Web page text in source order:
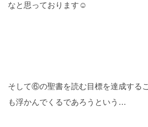
なと思っております☺️
そして⑥の聖書を読む目標を達成する
も浮かんでくるであろうという…